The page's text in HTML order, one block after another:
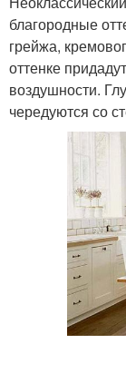
благородные
грейжа,
оттенке
воздушности.
чередуются со